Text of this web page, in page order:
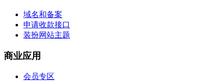
域名和备案
申请收款接口
装扮网站主题
商业应用
会员专区